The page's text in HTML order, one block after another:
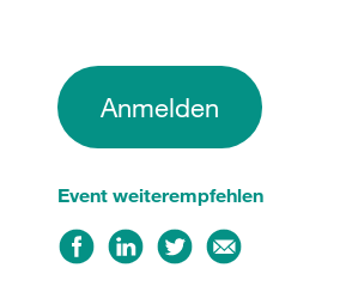
Anmelden
Event weiterempfehlen